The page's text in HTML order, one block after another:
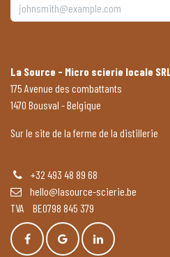
La Source - Micro scierie locale SRL
175 Avenue des combattants
1470 Bousval - Belgique
Sur le site de la ferme de la distillerie
+32 493 48 89 68
hello@lasource-scierie.be
TVA BE0798 845 379